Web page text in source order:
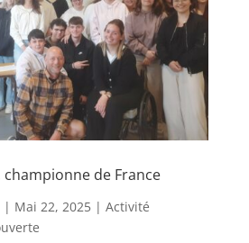
championne de France
| Mai 22, 2025| Activité